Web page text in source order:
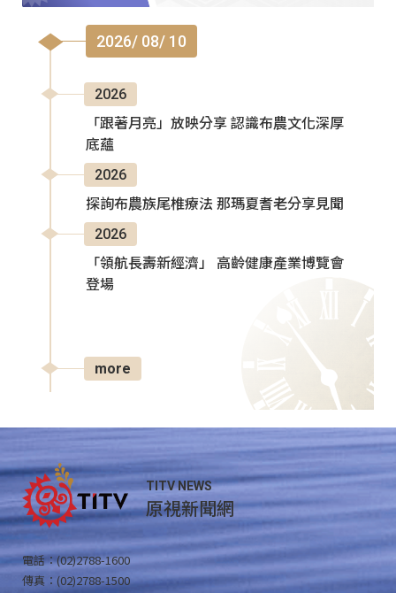
2026/ 08/ 10
2026
「跟著月亮」放映分享 認識布農文化深厚
底蘊
2026
探詢布農族尾椎療法 那瑪夏耆老分享見聞
2026
「領航長壽新經濟」 高齡健康產業博覽會
登場
more
TITV NEWS
原視新聞網
電話：(02)2788-1600
傳真：(02)2788-1500